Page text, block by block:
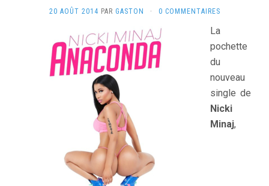
20 AOÛT 2014 PAR GASTON · 0 COMMENTAIRES
La
pochette
du
nouveau
single de
Nicki
Minaj,